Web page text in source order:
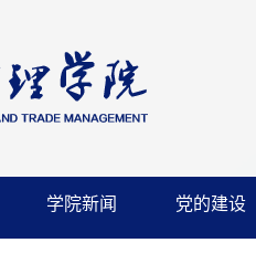
学院新闻 党的建设